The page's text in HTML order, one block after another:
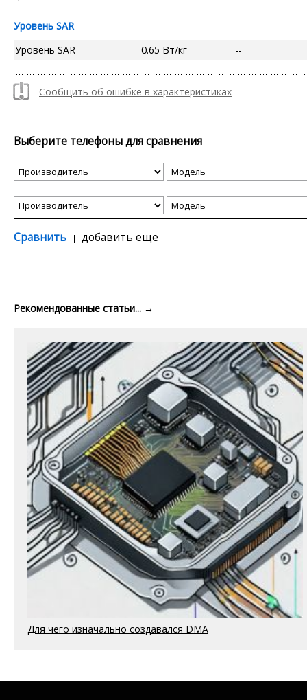
Уровень SAR
Уровень SAR
0.65 Вт/кг --
Сообщить об ошибке в характеристиках
Выберите телефоны для сравнения
Сравнить добавить еще
Рекомендованные статьи... →
Для чего изначально создавался DMA